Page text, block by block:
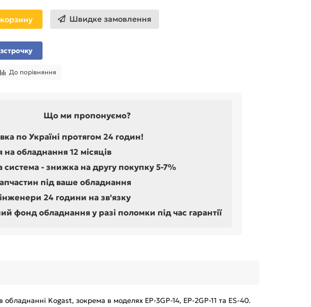
Швидке замовлення
До порівняння
Що ми пропонуємо?
по Україні протягом 24 годин!
на обладнання 12 місяців
система - знижка на другу покупку 5-7%
під ваше обладнання
24 години на зв'язку
фонд обладнання у разі поломки під час гарантії
Kogast, зокрема в моделях EP-3GP-14, EP-2GP-11 та ES-40.